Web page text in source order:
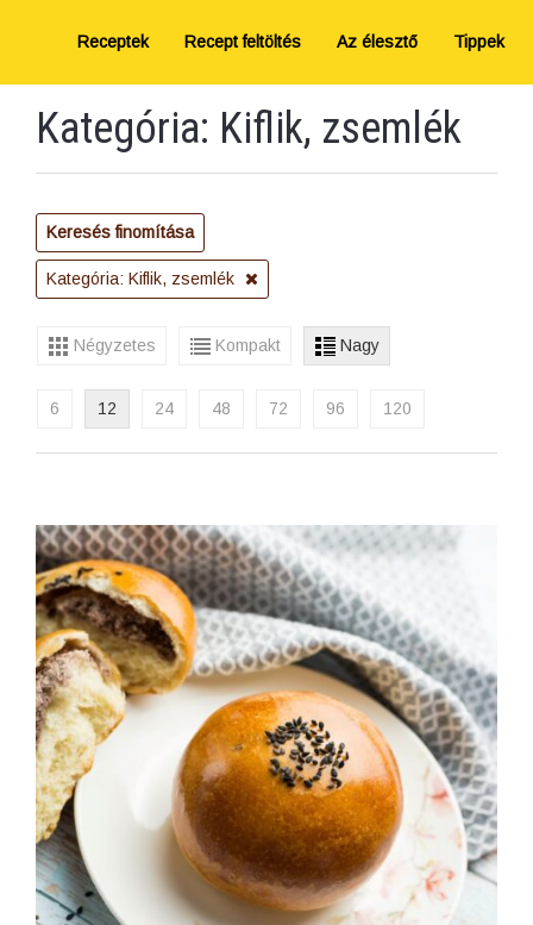
Receptek Recept feltöltés Az élesztő Tippek
Kategória: Kiflik, zsemlék
Keresés finomítása
Kategória: Kiflik, zsemlék
Négyzetes Kompakt Nagy
6 12 24 48 72 96 120